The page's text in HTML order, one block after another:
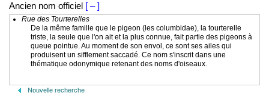
Ancien nom officiel [ – ]
Rue des Tourterelles
De la même famille que le pigeon (les columbidae), la tourterelle
triste, la seule que l'on ait et la plus connue, fait partie des pigeons à
queue pointue. Au moment de son envol, ce sont ses ailes qui
produisent un sifflement saccadé. Ce nom s'inscrit dans une
thématique odonymique retenant des noms d'oiseaux.
Nouvelle recherche